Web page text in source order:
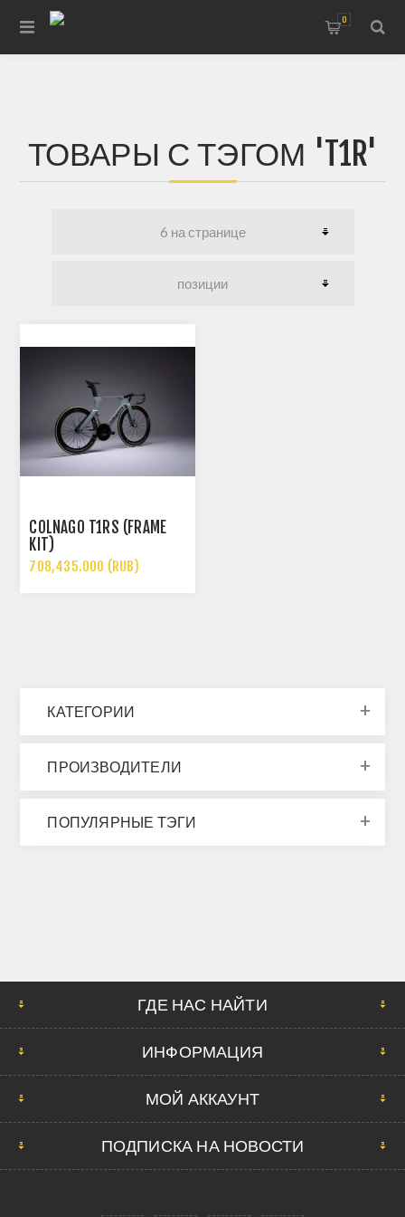
0
ТОВАРЫ С ТЭГОМ 'T1R'
COLNAGO T1RS (FRAME
KIT)
708,435.000 (RUB)
КАТЕГОРИИ
ПРОИЗВОДИТЕЛИ
ПОПУЛЯРНЫЕ ТЭГИ
ГДЕ НАС НАЙТИ
ИНФОРМАЦИЯ
МОЙ АККАУНТ
ПОДПИСКА НА НОВОСТИ